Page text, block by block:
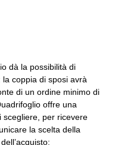
dà la possibilità di
coppia di sposi avrà
di un ordine minimo di
offre una
scegliere, per ricevere
la scelta della